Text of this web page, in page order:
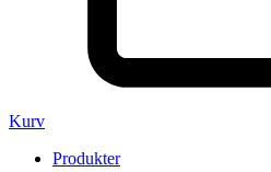
Kurv
Produkter